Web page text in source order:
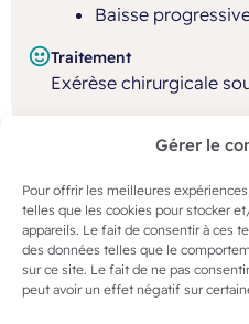
Gérer le
Pour offrir les meilleures
telles que les cookies pour stocker
appareils. Le fait de consentir à ces
des données telles que le
sur ce site. Le fait de ne pas
peut avoir un effet négatif sur
Baisse
Traitement
Exérèse chirurgicale
46, rue Chabaudy 79000 Niort
Tél 05 49 10 44 56
Lun. au jeu. 8h30-12h30 14h-